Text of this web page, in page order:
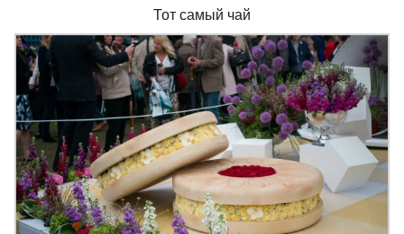
Тот самый чай